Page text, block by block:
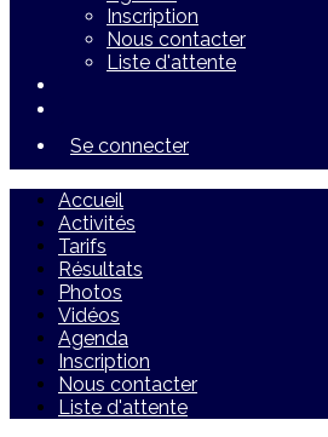
Inscription
Nous contacter
Liste d'attente
Se connecter
Accueil
Activités
Tarifs
Résultats
Photos
Vidéos
Agenda
Inscription
Nous contacter
Liste d'attente